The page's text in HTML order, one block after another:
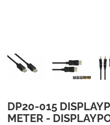
DP20-015
METER -